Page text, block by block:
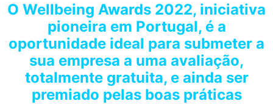
O Wellbeing Awards 2022, iniciativa
pioneira em Portugal, é a
oportunidade ideal para submeter a
sua empresa a uma avaliação,
totalmente gratuita, e ainda ser
premiado pelas boas práticas